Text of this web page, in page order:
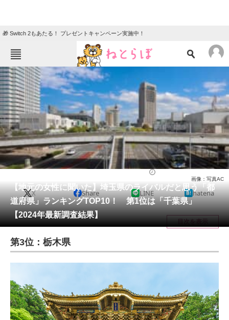
🎁 Switch 2もあたる！ プレゼントキャンペーン実施中！
ねとらぼメニュー
TOP ニュース
エンタメ クイズ
グルメ 地域
住まい 教育・育児
動物 リサーチ
会員記事
メディア
注目記事を集めた総合ページ
ITの今と未来を見通す
進化するPCとデバイスの未来
好きが集まる 比べて選べる
【地元の女性に聞いた】埼玉県のライバルだと思う「都
道府県」ランキングTOP10！ 第1位は「千葉県」
【2024年最新調査結果】
画像：写真AC
X Share LINE hatena
目次を表示
第3位：栃木県